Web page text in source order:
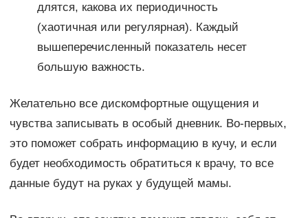
длятся, какова их периодичность
(хаотичная или регулярная). Каждый
вышеперечисленный показатель несет
большую важность.
Желательно все дискомфортные ощущения и
чувства записывать в особый дневник. Во-первых,
это поможет собрать информацию в кучу, и если
будет необходимость обратиться к врачу, то все
данные будут на руках у будущей мамы.